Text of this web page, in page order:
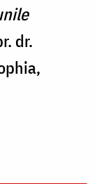
dr.